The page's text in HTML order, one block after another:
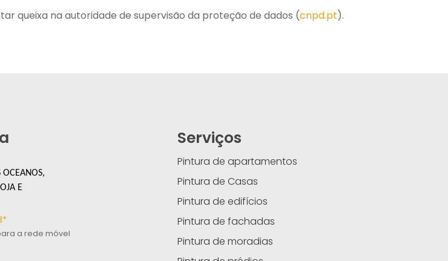
queixa na autoridade de supervisão da proteção de dados (cnpd.pt).
E
a rede móvel
Serviços
Pintura de apartamentos
Pintura de Casas
Pintura de edifícios
Pintura de fachadas
Pintura de moradias